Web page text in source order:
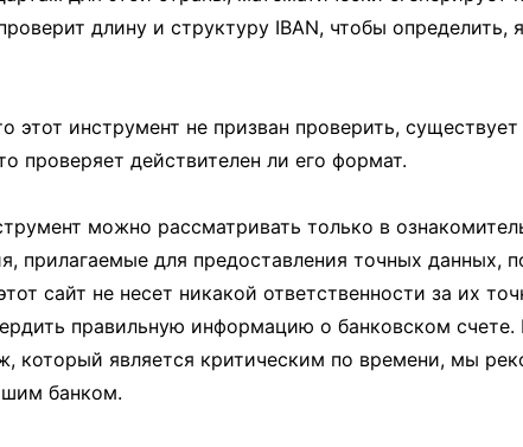
длину и структуру IBAN, чтобы определить,
этот инструмент не призван проверить,
проверяет действителен ли его формат.
можно рассматривать только в
прилагаемые для предоставления точных данных,
сайт не несет никакой ответственности за их
правильную информацию о банковском счете.
который является критическим по времени, мы
банком.